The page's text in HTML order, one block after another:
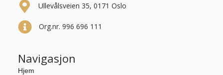
Ullevålsveien 35, 0171 Oslo
Org.nr. 996 696 111
Navigasjon
Hjem